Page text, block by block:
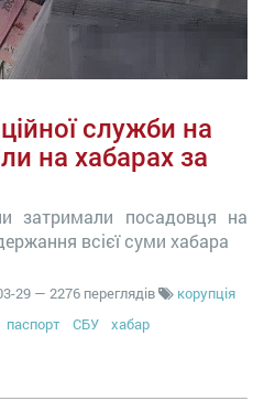
служби на
на хабарах за
затримали посадовця на
всієї суми хабара
29 — 2276 переглядів
корупція
паспорт СБУ хабар